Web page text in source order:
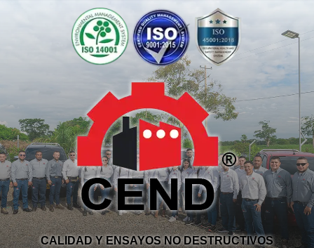
CALIDAD Y ENSAYOS NO DESTRUCTIVOS